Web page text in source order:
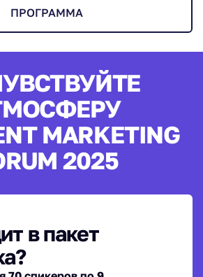
ПРОГРАММА
MARKETING
2025
в пакет